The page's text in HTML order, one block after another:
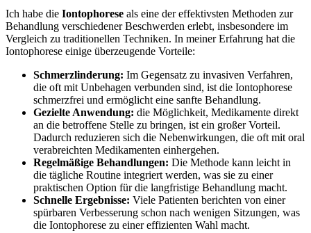
Ich habe die Iontophorese als eine der effektivsten Methoden zur
⁣Behandlung verschiedener Beschwerden erlebt, insbesondere im
Vergleich zu traditionellen Techniken.‍ In meiner Erfahrung⁢ hat die
Iontophorese ⁤einige überzeugende Vorteile:
Schmerzlinderung: Im ‌Gegensatz zu invasiven Verfahren,
die⁤ oft ⁢mit Unbehagen verbunden sind, ⁣ist die ​Iontophorese‌
schmerzfrei und ermöglicht ​eine ‍sanfte Behandlung.
Gezielte Anwendung: ​die Möglichkeit, Medikamente direkt
an die betroffene‍ Stelle zu bringen, ist ein großer Vorteil. ​
Dadurch​ reduzieren sich die Nebenwirkungen, die oft​ mit oral
verabreichten Medikamenten einhergehen.
Regelmäßige Behandlungen: Die Methode kann ⁣leicht⁢ in
die tägliche Routine integriert‌ werden, ​was⁣ sie zu einer
praktischen Option für ​die langfristige Behandlung⁢ macht.
Schnelle Ergebnisse: Viele ⁤Patienten berichten von einer⁢
spürbaren Verbesserung schon nach‍ wenigen‌ Sitzungen, was
⁣die Iontophorese zu einer​ effizienten⁤ Wahl‍ macht.